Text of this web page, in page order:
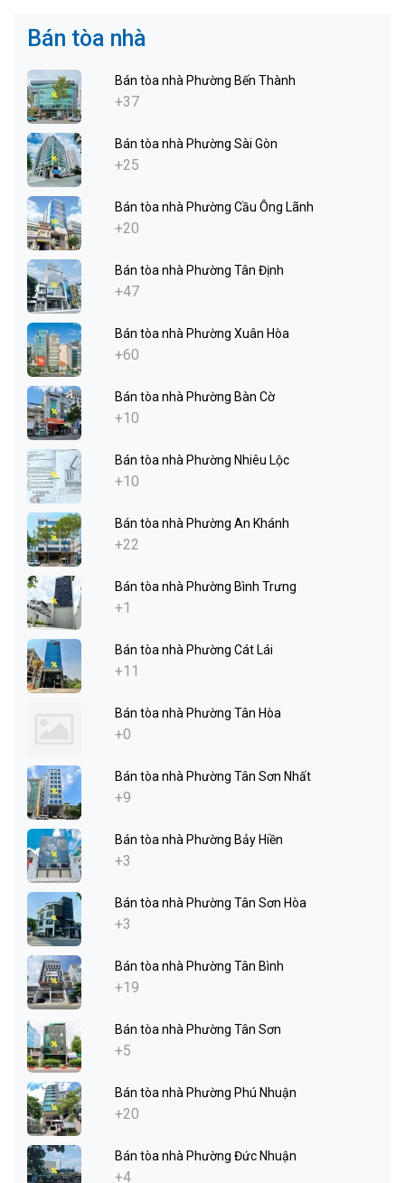
Bán tòa nhà
Bán tòa nhà Phường Bến Thành
+37
Bán tòa nhà Phường Sài Gòn
+25
Bán tòa nhà Phường Cầu Ông Lãnh
+20
Bán tòa nhà Phường Tân Định
+47
Bán tòa nhà Phường Xuân Hòa
+60
Bán tòa nhà Phường Bàn Cờ
+10
Bán tòa nhà Phường Nhiêu Lộc
+10
Bán tòa nhà Phường An Khánh
+22
Bán tòa nhà Phường Bình Trưng
+1
Bán tòa nhà Phường Cát Lái
+11
Bán tòa nhà Phường Tân Hòa
+0
Bán tòa nhà Phường Tân Sơn Nhất
+9
Bán tòa nhà Phường Bảy Hiền
+3
Bán tòa nhà Phường Tân Sơn Hòa
+3
Bán tòa nhà Phường Tân Bình
+19
Bán tòa nhà Phường Tân Sơn
+5
Bán tòa nhà Phường Phú Nhuận
+20
Bán tòa nhà Phường Đức Nhuận
+4